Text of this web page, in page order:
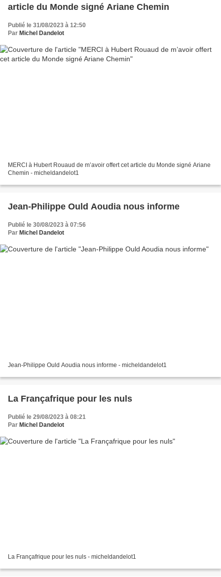
article du Monde signé Ariane Chemin
Publié le 31/08/2023 à 12:50
Par Michel Dandelot
MERCI à Hubert Rouaud de m’avoir offert cet article du Monde signé Ariane
Chemin - micheldandelot1
Jean-Philippe Ould Aoudia nous informe
Publié le 30/08/2023 à 07:56
Par Michel Dandelot
Jean-Philippe Ould Aoudia nous informe - micheldandelot1
La Françafrique pour les nuls
Publié le 29/08/2023 à 08:21
Par Michel Dandelot
La Françafrique pour les nuls - micheldandelot1